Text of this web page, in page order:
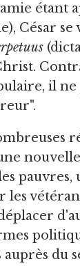
étant
César
il ne
pauvres,
les
du